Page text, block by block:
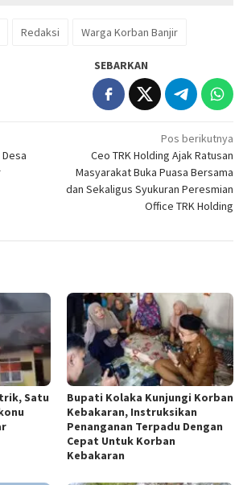
Redaksi Warga Korban Banjir
SEBARKAN
Pos berikutnya
Ceo TRK Holding Ajak Ratusan
Masyarakat Buka Puasa Bersama
dan Sekaligus Syukuran Peresmian
Office TRK Holding
Satu
Bupati Kolaka Kunjungi Korban
Kebakaran, Instruksikan
Penanganan Terpadu Dengan
Cepat Untuk Korban
Kebakaran